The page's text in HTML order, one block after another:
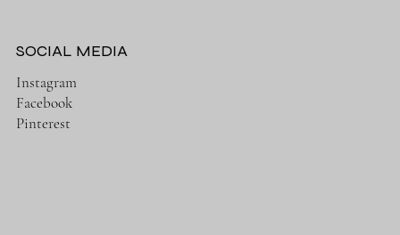
SOCIAL MEDIA
Instagram
Facebook
Pinterest